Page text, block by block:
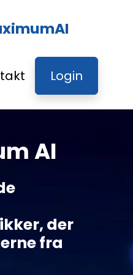
Login
AI
der
fra